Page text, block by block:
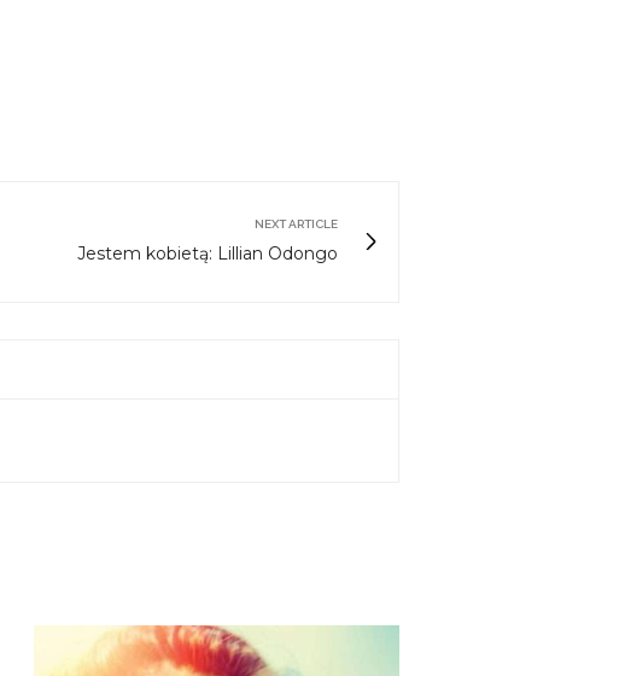
NEXT ARTICLE
Jestem kobietą: Lillian Odongo